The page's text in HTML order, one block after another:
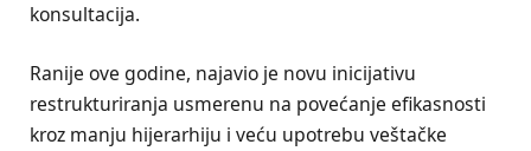
konsultacija.
Ranije ove godine, najavio je novu inicijativu
restrukturiranja usmerenu na povećanje efikasnosti
kroz manju hijerarhiju i veću upotrebu veštačke